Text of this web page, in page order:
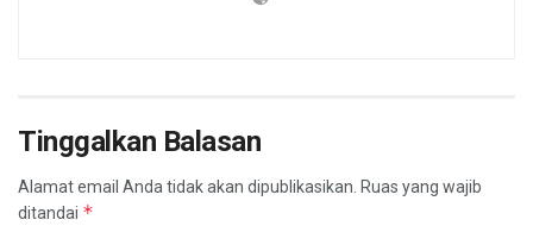
Tinggalkan Balasan
Alamat email Anda tidak akan dipublikasikan. Ruas yang wajib
ditandai *